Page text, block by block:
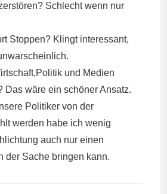
Schlecht wenn nur
Stoppen? Klingt interessant,
und Medien
Das wäre ein schöner Ansatz.
Politiker von der
werden habe ich wenig
auch nur einen
der Sache bringen kann.